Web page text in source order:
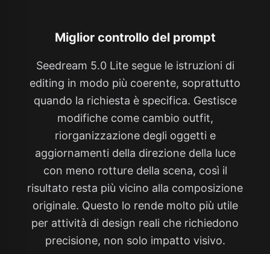
Miglior controllo del prompt
Seedream 5.0 Lite segue le istruzioni di
editing in modo più coerente, soprattutto
quando la richiesta è specifica. Gestisce
modifiche come cambio outfit,
riorganizzazione degli oggetti e
aggiornamenti della direzione della luce
con meno rotture della scena, così il
risultato resta più vicino alla composizione
originale. Questo lo rende molto più utile
per attività di design reali che richiedono
precisione, non solo impatto visivo.